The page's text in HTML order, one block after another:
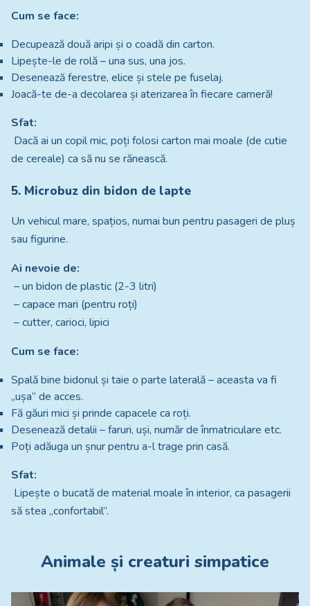
Cum se face:
Decupează două aripi și o coadă din carton.
Lipește-le de rolă – una sus, una jos.
Desenează ferestre, elice și stele pe fuselaj.
Joacă-te de-a decolarea și aterizarea în fiecare cameră!
Sfat:
Dacă ai un copil mic, poți folosi carton mai moale (de cutie
de cereale) ca să nu se rănească.
5. Microbuz din bidon de lapte
Un vehicul mare, spațios, numai bun pentru pasageri de pluș
sau figurine.
Ai nevoie de:
– un bidon de plastic (2-3 litri)
– capace mari (pentru roți)
– cutter, carioci, lipici
Cum se face:
Spală bine bidonul și taie o parte laterală – aceasta va fi
„ușa” de acces.
Fă găuri mici și prinde capacele ca roți.
Desenează detalii – faruri, uși, număr de înmatriculare etc.
Poți adăuga un șnur pentru a-l trage prin casă.
Sfat:
Lipește o bucată de material moale în interior, ca pasagerii
să stea „confortabil”.
Animale și creaturi simpatice